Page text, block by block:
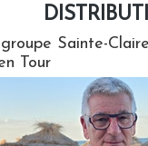
Sainte-
Tour